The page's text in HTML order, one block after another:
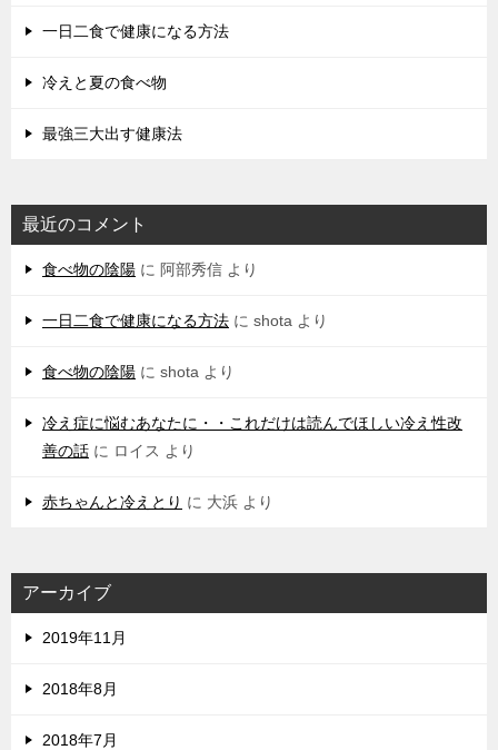
一日二食で健康になる方法
冷えと夏の食べ物
最強三大出す健康法
最近のコメント
食べ物の陰陽 に 阿部秀信 より
一日二食で健康になる方法 に shota より
食べ物の陰陽 に shota より
冷え症に悩むあなたに・・これだけは読んでほしい冷え性改
善の話 に ロイス より
赤ちゃんと冷えとり に 大浜 より
アーカイブ
2019年11月
2018年8月
2018年7月